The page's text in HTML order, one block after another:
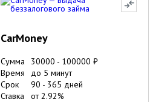
CarMoney
Сумма 30000 - 100000 ₽
Время
до 5 минут
Срок
90 - 365 дней
Ставка
от2.92%